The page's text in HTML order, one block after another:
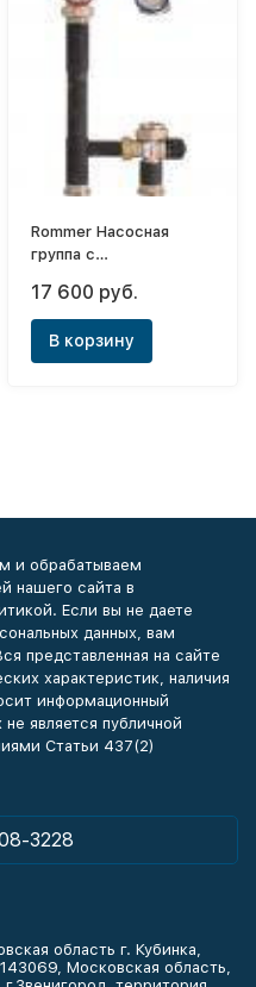
Rommer Насосная
группа с
смесительным
клапаном 1" без насоса
(20-40°С)
17 600 руб.
В корзину
и обрабатываем
нашего сайта в
Если вы не даете
данных, вам
представленная на сайте
характеристик, наличия
информационный
является публичной
Статьи 437(2)
3228
область г. Кубинка,
Московская область,